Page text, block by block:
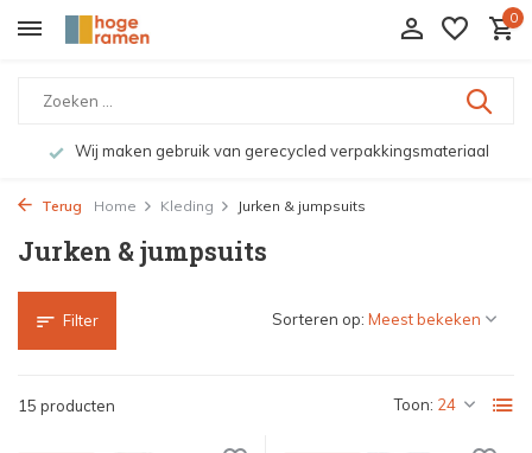
0
Wij maken gebruik van gerecycled verpakkingsmateriaal
Terug Home Kleding Jurken & jumpsuits
Jurken & jumpsuits
Filter
15 producten Toon:
Sorteren op: